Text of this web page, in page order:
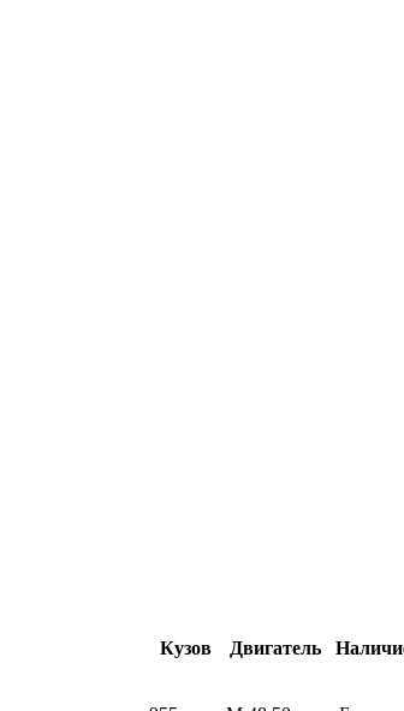
Кузов Двигатель